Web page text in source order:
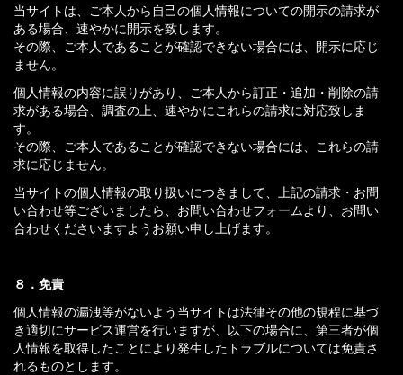
当サイトは、ご本人から自己の個人情報についての開示の請求が
ある場合、速やかに開示を致します。
その際、ご本人であることが確認できない場合には、開示に応じ
ません。
個人情報の内容に誤りがあり、ご本人から訂正・追加・削除の請
求がある場合、調査の上、速やかにこれらの請求に対応致しま
す。
その際、ご本人であることが確認できない場合には、これらの請
求に応じません。
当サイトの個人情報の取り扱いにつきまして、上記の請求・お問
い合わせ等ございましたら、お問い合わせフォームより、お問い
合わせくださいますようお願い申し上げます。
８．免責
個人情報の漏洩等がないよう当サイトは法律その他の規程に基づ
き適切にサービス運営を行いますが、以下の場合に、第三者が個
人情報を取得したことにより発生したトラブルについては免責さ
れるものとします。